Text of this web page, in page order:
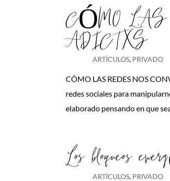
CÓMO
ADICTXS
ARTÍCULOS, PRIVADO
CÓMO LAS REDES NOS
redes sociales para
elaborado pensando en que
Los bloqueos
ARTÍCULOS, PRIVADO